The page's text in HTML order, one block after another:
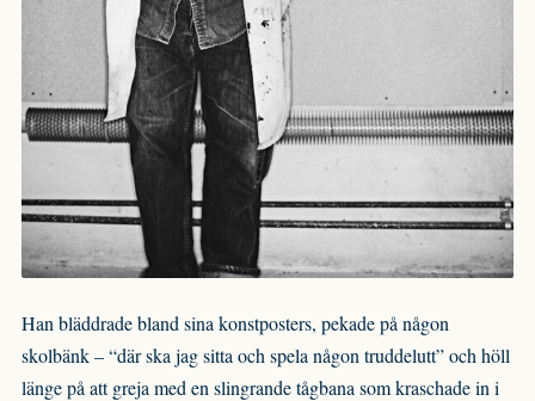
Han bläddrade bland sina konstposters, pekade på någon
skolbänk – “där ska jag sitta och spela någon truddelutt” och höll
länge på att greja med en slingrande tågbana som kraschade in i